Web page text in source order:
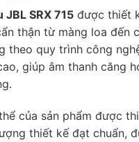
JBL SRX 715 được thiết
thận từ màng loa đến
theo quy trình công
giúp âm thanh căng
của sản phẩm được
thiết kế đạt chuẩn,